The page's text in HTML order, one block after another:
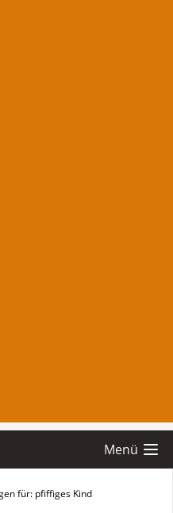
Menü
für: pfiffiges Kind